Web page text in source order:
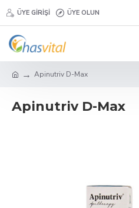
ÜYE GIRIŞI ÜYE OLUN
Apinutriv D-Max
Apinutriv D-Max